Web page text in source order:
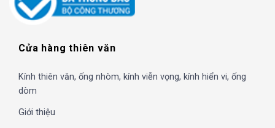
Cửa hàng thiên văn
Kính thiên văn, ống nhòm, kính viễn vọng, kính hiển vi, ống
dòm
Giới thiệu